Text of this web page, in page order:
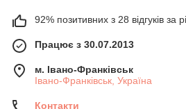
92% позитивних з 28 відгуків за
Працює з 30.07.2013
м. Івано-Франківськ
Івано-Франківськ, Україна
Контакти